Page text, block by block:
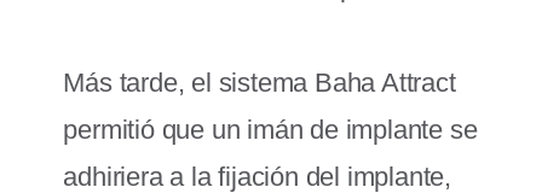
Más tarde, el sistema Baha Attract
permitió que un imán de implante se
adhiriera a la fijación del implante,